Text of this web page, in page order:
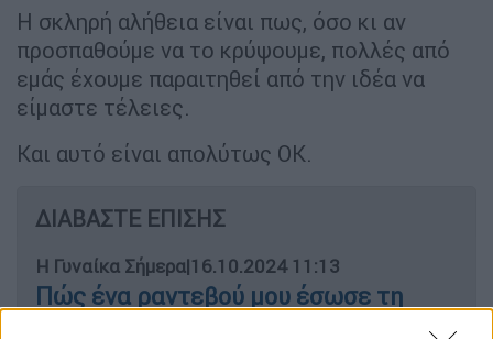
Η σκληρή αλήθεια είναι πως, όσο κι αν
προσπαθούμε να το κρύψουμε, πολλές από
εμάς έχουμε παραιτηθεί από την ιδέα να
είμαστε τέλειες.
Και αυτό είναι απολύτως ΟΚ.
ΔΙΑΒΑΣΤΕ ΕΠΙΣΗΣ
Η Γυναίκα Σήμερα|16.10.2024 11:13
Πώς ένα ραντεβού μου έσωσε τη